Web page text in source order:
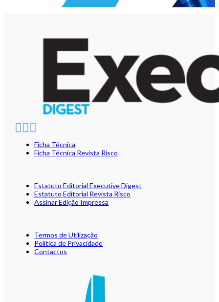
Ficha Técnica
Ficha Técnica Revista Risco
Estatuto Editorial Executive Digest
Estatuto Editorial Revista Risco
Assinar Edição Impressa
Termos de Utilização
Política de Privacidade
Contactos